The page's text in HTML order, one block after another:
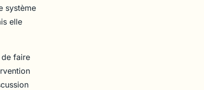
système
elle
de faire